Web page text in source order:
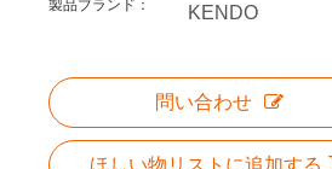
製品ブランド： KENDO
問い合わせ
ほしい物リストに追加する